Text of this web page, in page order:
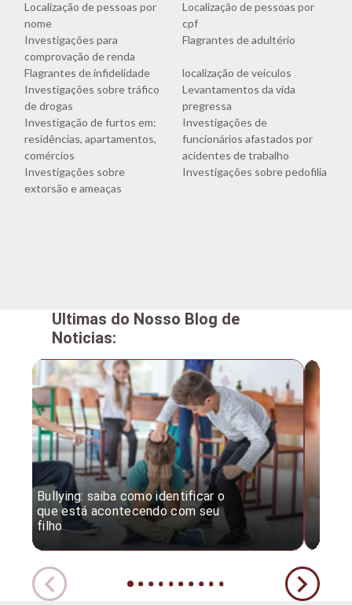
Localização de pessoas por
nome
Localização de pessoas por
cpf
Investigações para
comprovação de renda
Flagrantes de adultério
Flagrantes de infidelidade
localização de veículos
Investigações sobre tráfico
de drogas
Levantamentos da vida
pregressa
Investigação de furtos em:
residências, apartamentos,
comércios
Investigações de
funcionários afastados por
acidentes de trabalho
Investigações sobre
extorsão e ameaças
Investigações sobre pedofilia
Ultimas do Nosso Blog de
Noticias:
Bullying: saiba como identificar o
que está acontecendo com seu
filho